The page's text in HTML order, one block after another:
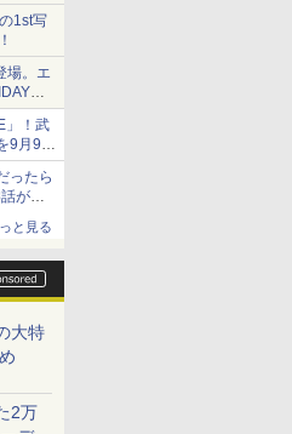
1st写
場。エ
」！武
9月9日
ったら
が無
と見る
大特
2万